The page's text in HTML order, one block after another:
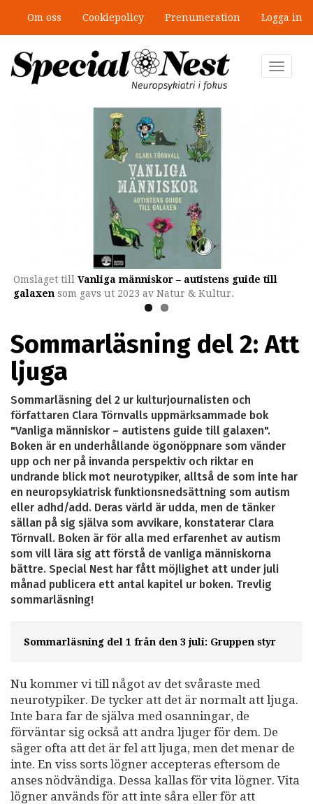
huvudinnehåll
Om oss Cookiepolicy Prenumeration Logga in
Toggle
Omslaget till Vanliga människor – autistens guide till
galaxen som gavs ut 2023 av Natur & Kultur.​
Clara Törnvall är författare och kulturjournalist.
Sommarläsning del 2: Att
ljuga
Sommarläsning del 2 ur kulturjournalisten och
författaren Clara Törnvalls uppmärksammade bok
"Vanliga människor – autistens guide till galaxen".
Boken är en underhållande ögonöppnare som vänder
upp och ner på invanda perspektiv och riktar en
undrande blick mot neurotypiker, alltså de som inte har
en neuropsykiatrisk funktionsnedsättning som autism
eller adhd/add. Deras värld är udda, men de tänker
sällan på sig själva som avvikare, konstaterar Clara
Törnvall. Boken är för alla med erfarenhet av autism
som vill lära sig att förstå de vanliga människorna
bättre. Special Nest har fått möjlighet att under juli
månad publicera ett antal kapitel ur boken. Trevlig
sommarläsning!
Sommarläsning del 1 från den 3 juli: Gruppen styr
Nu kommer vi till något av det svåraste med
neurotypiker. De tycker att det är normalt att ljuga.
Inte bara far de själva med osanningar, de
förväntar sig också att andra ljuger för dem. De
säger ofta att det är fel att ljuga, men det menar de
inte. En viss sorts lögner accepteras eftersom de
anses nödvändiga. Dessa kallas för vita lögner. Vita
lögner används för att inte såra eller för att
”Jobbet gick bra – just därför togs
stödet bort”